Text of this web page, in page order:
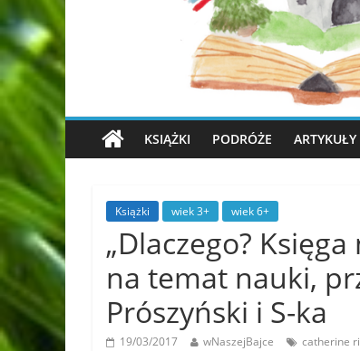
KSIĄŻKI PODRÓŻE ARTYKUŁY
Książki wiek 3+ wiek 6+
„Dlaczego?
na temat nauki,
Prószyński i S-ka
19/03/2017 wNaszejBajce catherine